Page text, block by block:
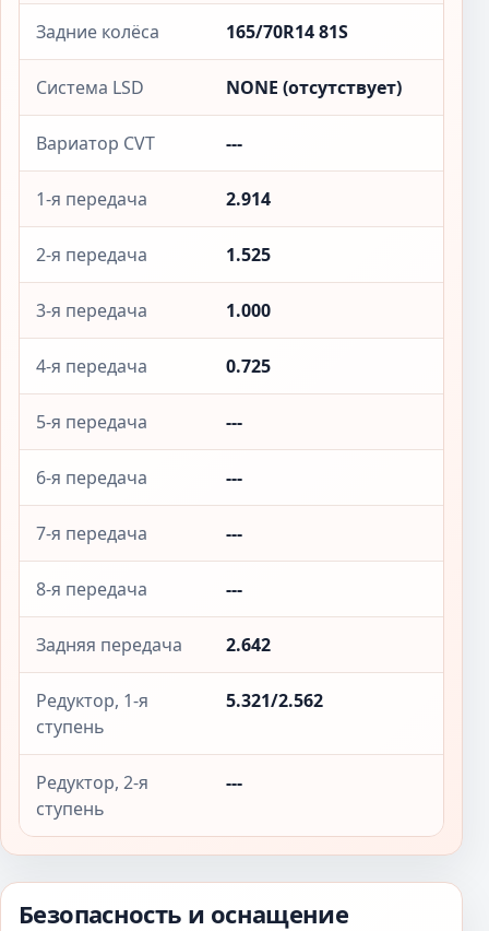
Задние колёса 165/70R14 81S
Система LSD NONE (отсутствует)
Вариатор CVT ---
1-я передача 2.914
2-я передача 1.525
3-я передача 1.000
4-я передача 0.725
5-я передача ---
6-я передача ---
7-я передача ---
8-я передача ---
Задняя передача 2.642
Редуктор, 1-я
ступень
5.321/2.562
Редуктор, 2-я
ступень
---
Безопасность и оснащение